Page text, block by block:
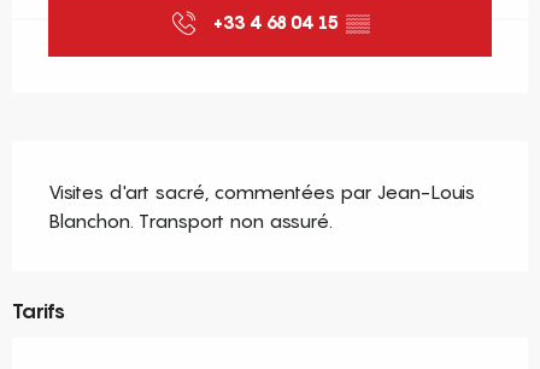
+33 4 68 04 15 ▒▒
Visites d'art sacré, commentées par Jean-Louis
Blanchon. Transport non assuré.
Tarifs